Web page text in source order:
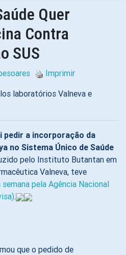
Quer
Contra
SUS
Imprimir
laboratórios Valneva e
pedir a incorporação da
no Sistema Único de Saúde
pelo Instituto Butantan em
Valneva, teve
pela Agência Nacional
.
que o pedido de